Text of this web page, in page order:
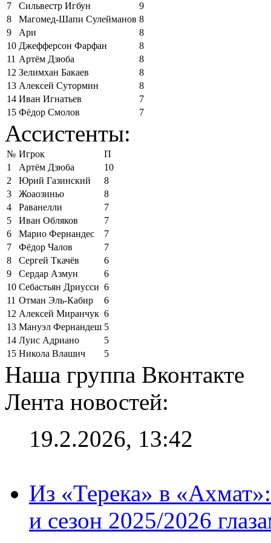
7
Сильвестр Игбун
9
8
Магомед-Шапи Сулейманов 8
9
Ари
8
10 Джефферсон Фарфан
8
11 Артём Дзюба
8
12 Зелимхан Бакаев
8
13 Алексей Сутормин
8
14 Иван Игнатьев
7
15 Фёдор Смолов 7
Ассистенты:
№ Игрок
П
1
Артём Дзюба
10
2
Юрий Газинский
8
3
Жоаозиньо
8
4
Раванелли
7
5
Иван Обляков
7
6
Марио Фернандес
7
7
Фёдор Чалов
7
8
Сергей Ткачёв
6
9
Сердар Азмун
6
10 Себастьян Дриусси 6
11 Отман Эль-Кабир
6
12 Алексей Миранчук 6
13 Мануэл Фернандеш 5
14 Луис Адриано
5
15 Никола Влашич 5
Наша группа Вконтакте
Лента новостей:
19.2.2026, 13:42
Из «Терека» в
и сезон 2025/2026